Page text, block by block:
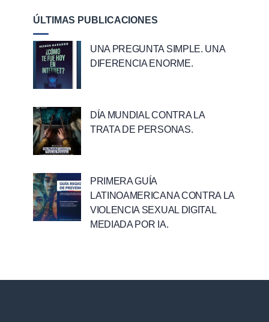
ÚLTIMAS PUBLICACIONES
UNA PREGUNTA SIMPLE. UNA
DIFERENCIA ENORME.
DÍA MUNDIAL CONTRA LA
TRATA DE PERSONAS.
PRIMERA GUÍA
LATINOAMERICANA CONTRA LA
VIOLENCIA SEXUAL DIGITAL
MEDIADA POR IA.